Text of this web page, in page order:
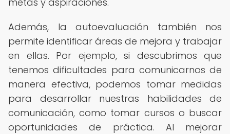
Además, la autoevaluación también nos
permite identificar áreas de mejora y trabajar
en ellas. Por ejemplo, si descubrimos que
tenemos dificultades para comunicarnos de
manera efectiva, podemos tomar medidas
para desarrollar nuestras habilidades de
comunicación, como tomar cursos o buscar
oportunidades de práctica. Al mejorar